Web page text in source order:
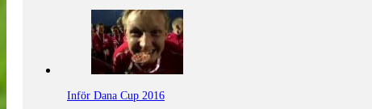
Inför Dana Cup 2016